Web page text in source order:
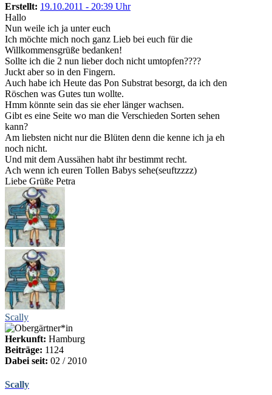
Erstellt: 19.10.2011 - 20:39 Uhr
Hallo
Nun weile ich ja unter euch
Ich möchte mich noch ganz Lieb bei euch für die
Willkommensgrüße bedanken!
Sollte ich die 2 nun lieber doch nicht umtopfen????
Juckt aber so in den Fingern.
Auch habe ich Heute das Pon Substrat besorgt, da ich den
Röschen was Gutes tun wollte.
Hmm könnte sein das sie eher länger wachsen.
Gibt es eine Seite wo man die Verschieden Sorten sehen
kann?
Am liebsten nicht nur die Blüten denn die kenne ich ja eh
noch nicht.
Und mit dem Aussähen habt ihr bestimmt recht.
Ach wenn ich euren Tollen Babys sehe(seuftzzzz)
Liebe Grüße Petra
Scally
Herkunft: Hamburg
Beiträge: 1124
Dabei seit: 02 / 2010
Scally